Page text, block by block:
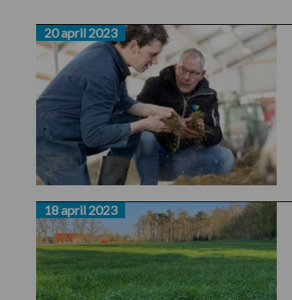
20 april 2023
18 april 2023